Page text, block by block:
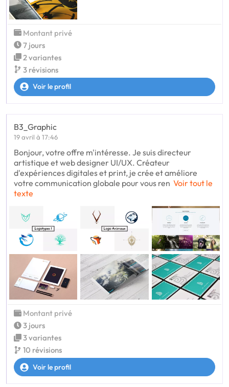
Montant privé
7 jours
2 variantes
3 révisions
Voir le profil
B3_Graphic
19 avril à 17:46
Bonjour, votre offre m'intéresse. Je suis directeur
artistique et web designer UI/UX. Créateur
d'expériences digitales et print, je crée et améliore
votre communication globale pour vous ren Voir tout le
texte
Montant privé
3 jours
3 variantes
10 révisions
Voir le profil